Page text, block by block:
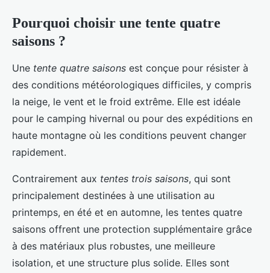
Pourquoi choisir une tente quatre
saisons ?
Une tente quatre saisons est conçue pour résister à
des conditions météorologiques difficiles, y compris
la neige, le vent et le froid extrême. Elle est idéale
pour le camping hivernal ou pour des expéditions en
haute montagne où les conditions peuvent changer
rapidement.
Contrairement aux tentes trois saisons, qui sont
principalement destinées à une utilisation au
printemps, en été et en automne, les tentes quatre
saisons offrent une protection supplémentaire grâce
à des matériaux plus robustes, une meilleure
isolation, et une structure plus solide. Elles sont